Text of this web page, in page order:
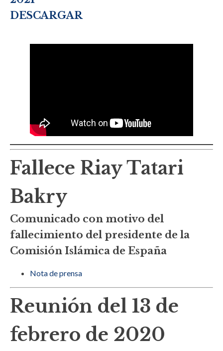
DESCARGAR
Fallece Riay Tatari
Bakry
Comunicado con motivo del
fallecimiento del presidente de la
Comisión Islámica de España
Nota de prensa
Reunión del 13 de
febrero de 2020